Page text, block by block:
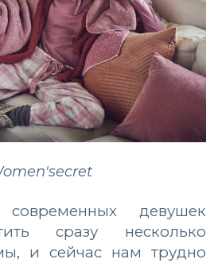
девушек
сразу несколько
и сейчас нам трудно